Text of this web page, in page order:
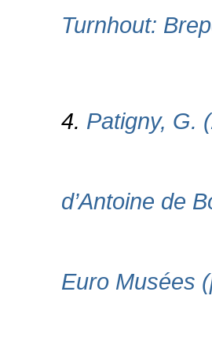
Turnhout:
4. Patigny, G.
d’Antoine de
Euro Musées